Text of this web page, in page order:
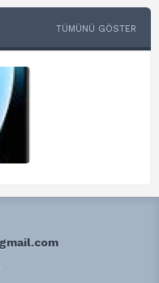
TÜMÜNÜ GÖSTER